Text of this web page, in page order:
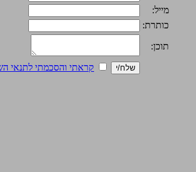
מייל:
כותרת:
תוכן:
קראתי והסכמתי לתנאי